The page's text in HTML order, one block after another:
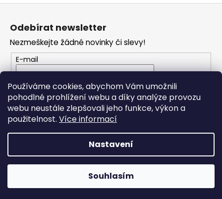
Používáme cookies, abychom Vám umožnili
pohodlné prohlížení webu a díky analýze provozu
webu neustále zlepšovali jeho funkce, výkon a
použitelnost. Více informací
Nastavení
Souhlasím
Z
í
Odebírat newsletter
Nezmeškejte žádné novinky či slevy!
E-mail
Vložením e-mailu souhlasíte s podmínkami
ochrany osobních údajů
PŘIHLÁSIT SE
RONDO MUSIC. Všechna práva vyhrazena.